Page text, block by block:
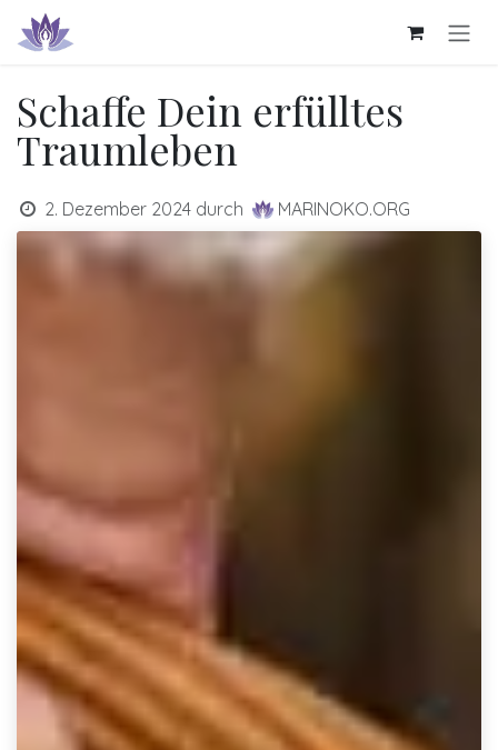
Zum Inhalt springen
Schaffe Dein erfülltes
Traumleben
2. Dezember 2024 durch MARINOKO.ORG